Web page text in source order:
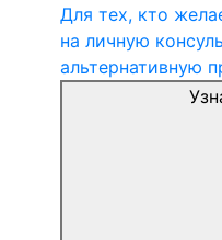
Для тех, кто
на личную
альтернативную